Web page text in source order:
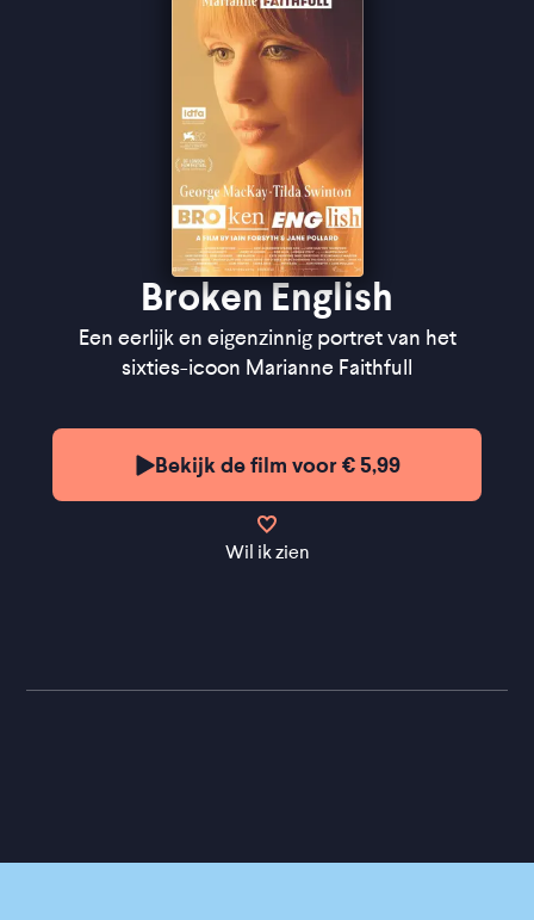
"The film catches the legend's last glow" ★★★
Broken English
Een eerlijk en eigenzinnig portret van het
sixties-icoon Marianne Faithfull
Bekijk de film voor € 5,99
Wil ik zien